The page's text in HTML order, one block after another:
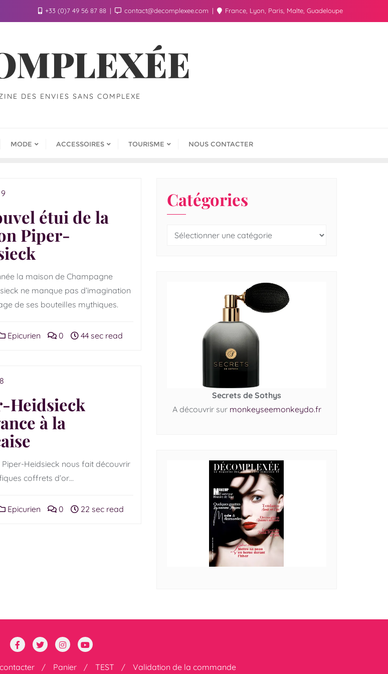
+33 (0)7 49 56 87 88 contact@decomplexee.com France, Lyon, Paris, Malte, Guadeloupe
DES ENVIES SANS COMPLEXE
MODE ACCESSOIRES TOURISME NOUS CONTACTER
étui de la
Piper-
la maison de Champagne
ne manque pas d’imagination
de ses bouteilles mythiques.
Epicurien 0 44 sec read
Heidsieck
à la
Heidsieck nous fait découvrir
coffrets d’or…
Epicurien 0 22 sec read
Catégories
Secrets de Sothys
A découvrir sur monkeyseemonkeydo.fr
Panier TEST Validation de la commande